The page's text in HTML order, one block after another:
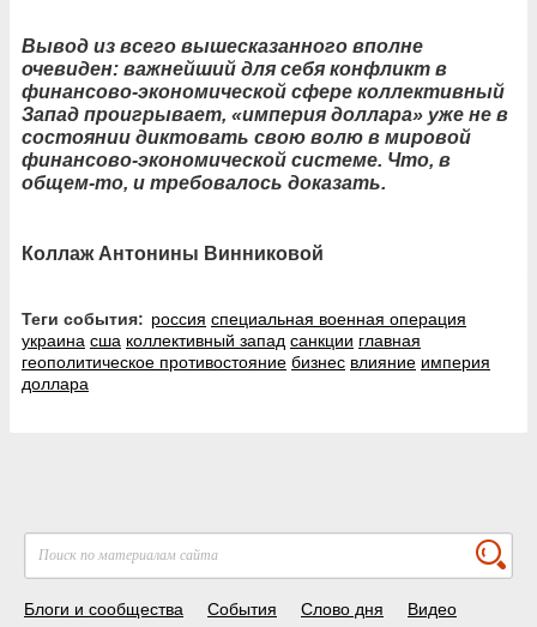
Вывод из всего вышесказанного вполне
очевиден: важнейший для себя конфликт в
финансово-экономической сфере коллективный
Запад проигрывает, «империя доллара» уже не в
состоянии диктовать свою волю в мировой
финансово-экономической системе. Что, в
общем-то, и требовалось доказать.
Коллаж Антонины Винниковой
Теги события: россия специальная военная операция
украина сша коллективный запад санкции главная
геополитическое противостояние бизнес влияние империя
доллара
Блоги и сообщества События Слово дня Видео